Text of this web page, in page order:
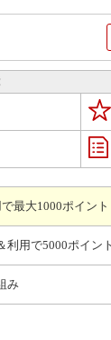
最大1000ポイント
用で5000ポイン
み